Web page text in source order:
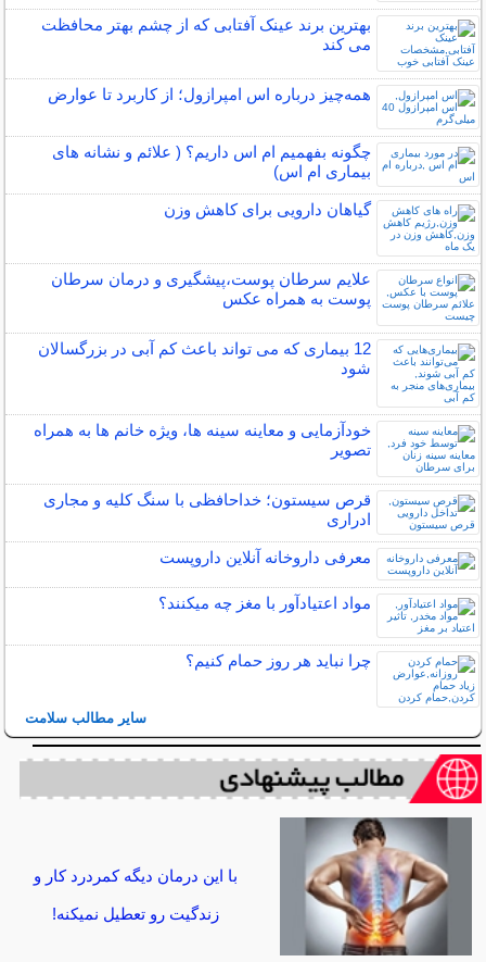
بهترین برند عینک آفتابی که از چشم بهتر محافظت
می کند
همه‌چیز درباره اس امپرازول؛ از کاربرد تا عوارض
چگونه بفهمیم ام اس داریم؟ ( علائم و نشانه های
بیماری ام اس)
گیاهان دارویی برای کاهش وزن
علایم سرطان پوست،پیشگیری و درمان سرطان
پوست به همراه عکس
12 بیماری که می تواند باعث کم آبی در بزرگسالان
شود
خودآزمایی و معاینه سینه ها، ویژه خانم ها به همراه
تصویر
قرص سیستون؛ خداحافظی با سنگ کلیه و مجاری
ادراری
معرفی داروخانه آنلاین داروپست
مواد اعتیادآور با مغز چه میکنند؟
چرا نباید هر روز حمام کنیم؟
سایر مطالب سلامت
با این درمان دیگه کمردرد کار و
زندگیت رو تعطیل نمیکنه!